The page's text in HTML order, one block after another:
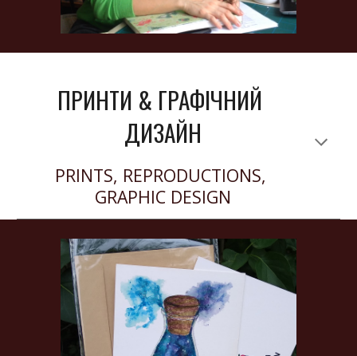
ПРИНТИ & ГРАФІЧНИЙ
ДИЗАЙН
PRINTS, REPRODUCTIONS,
GRAPHIC DESIGN